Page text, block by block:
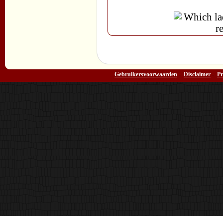
Gebruikersvoorwaarden - Disclaimer -